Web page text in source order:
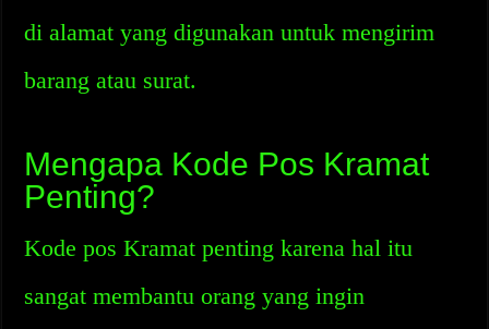
di alamat yang digunakan untuk mengirim
barang atau surat.
Mengapa Kode Pos Kramat
Penting?
Kode pos Kramat penting karena hal itu
sangat membantu orang yang ingin